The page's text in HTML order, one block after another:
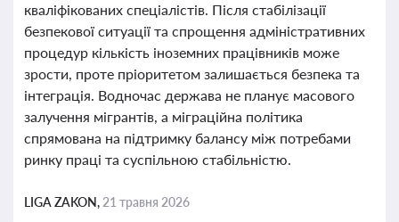
кваліфікованих спеціалістів. Після стабілізації
безпекової ситуації та спрощення адміністративних
процедур кількість іноземних працівників може
зрости, проте пріоритетом залишається безпека та
інтеграція. Водночас держава не планує масового
залучення мігрантів, а міграційна політика
спрямована на підтримку балансу між потребами
ринку праці та суспільною стабільністю.
LIGA ZAKON, 21 травня 2026